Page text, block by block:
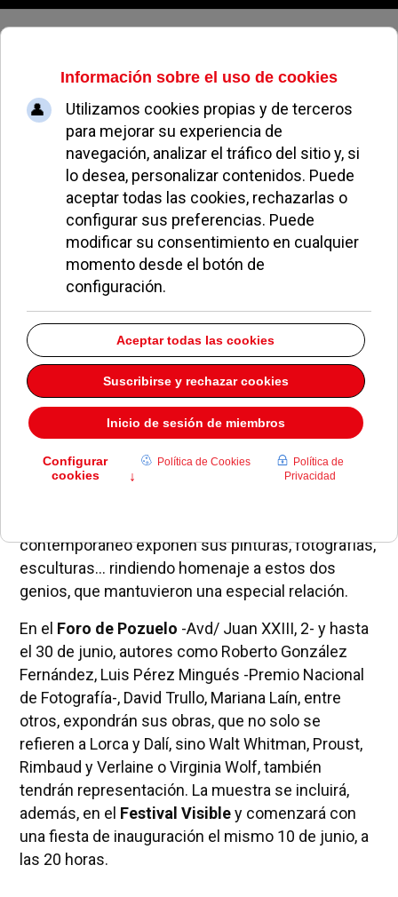
Sábado, 08 de agosto de 2026
La exposición ‘Lorca amaba a Dalí’
llega a Pozuelo
ALICIA PÉREZ OCIO Y CULTURA 10 JUNIO 2011
Este viernes, 10 de junio, la exposición'Lorca
contemporáneo exponen sus pinturas, fotografías,
esculturas... rindiendo homenaje a estos dos
genios, que mantuvieron una especial relación.
En el Foro de Pozuelo -Avd/ Juan XXIII, 2- y hasta
el 30 de junio, autores como Roberto González
Fernández, Luis Pérez Mingués -Premio Nacional
de Fotografía-, David Trullo, Mariana Laín, entre
otros, expondrán sus obras, que no solo se
refieren a Lorca y Dalí, sino Walt Whitman, Proust,
Rimbaud y Verlaine o Virginia Wolf, también
tendrán representación. La muestra se incluirá,
además, en el Festival Visibley comenzará con
una fiesta de inauguración el mismo 10 de junio, a
las 20 horas.